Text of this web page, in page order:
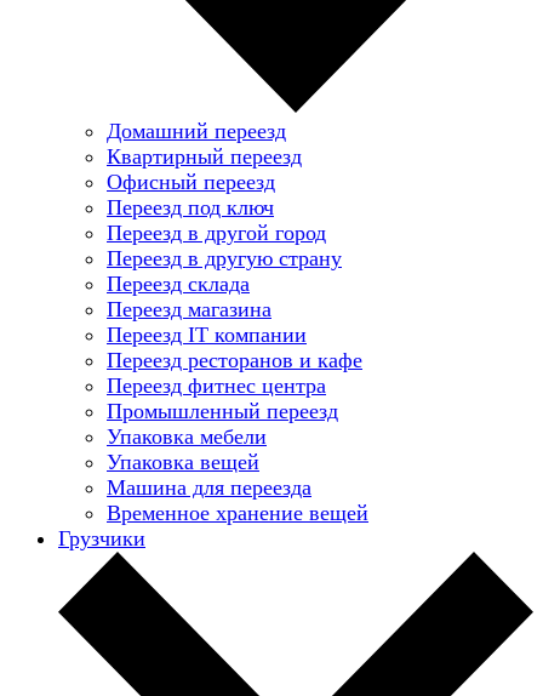
Домашний переезд
Квартирный переезд
Офисный переезд
Переезд под ключ
Переезд в другой город
Переезд в другую страну
Переезд склада
Переезд магазина
Переезд IT компании
Переезд ресторанов и кафе
Переезд фитнес центра
Промышленный переезд
Упаковка мебели
Упаковка вещей
Машина для переезда
Временное хранение вещей
Грузчики